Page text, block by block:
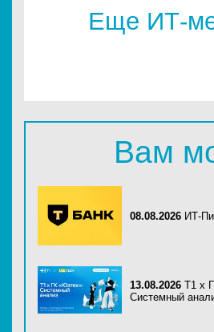
Еще ИТ-
Вам
08.08.2026 ИТ-
13.08.2026 Т1 x
Системный